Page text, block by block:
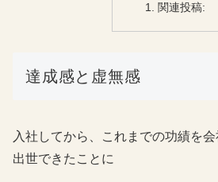
関連投稿:
達成感と虚無感
入社してから、これまでの功績を
出世できたことに